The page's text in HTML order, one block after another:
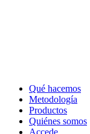
Qué hacemos
Metodología
Productos
Quiénes somos
Accede